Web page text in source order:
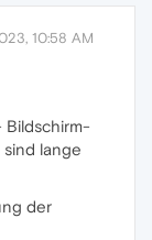
10:58 AM
Bildschirm-
lange
der